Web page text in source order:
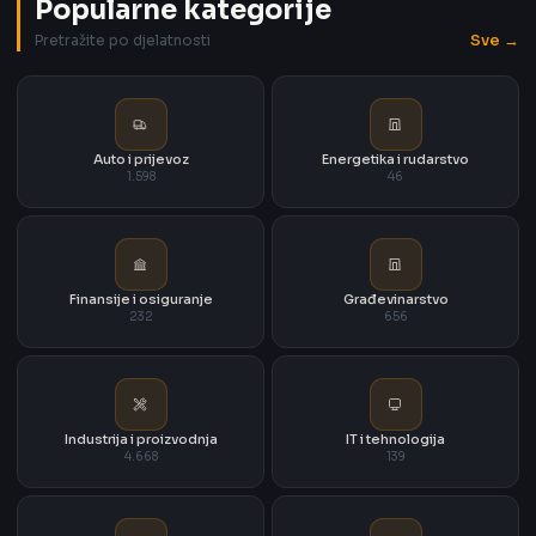
Popularne kategorije
Pretražite po djelatnosti Sve →
Auto i prijevoz
1.598
Energetika i rudarstvo
46
Finansije i osiguranje
232
Građevinarstvo
656
Industrija i proizvodnja
4.668
IT i tehnologija
139